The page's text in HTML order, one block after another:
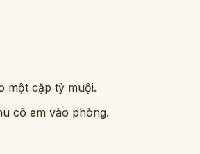
một cặp tỷ muội.
cô em vào phòng.